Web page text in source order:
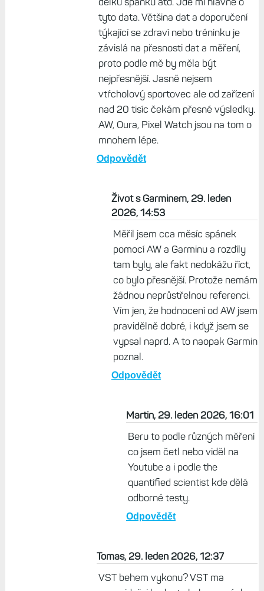
do větších mínusů, tak vím, že jsem v
pohodě bez ohledu na to jak se cítím
daný den
Odpovědět
Martin, 29. leden 2026, 13:28
Mám spánkovou apnoe a proto řeším
dost fáze spánku, dýchání, probuzení,
délku spánku atd. Jde mi hlavně o
tyto data. Většina dat a doporučení
závislá na přesnosti dat a měření,
proto podle mě by měla být
vtŕcholový sportovec ale od zařízení
nad 20 tisíc čekám přesné výsledky.
AW, Oura, Pixel Watch jsou na tom o
mnohem lépe.
Odpovědět
Život s Garminem, 29. leden
2026, 14:53
Měřil jsem cca měsíc spánek
tam byly, ale fakt nedokážu říct,
žádnou neprůstřelnou referenci.
Vím jen, že hodnocení od AW jsem
pravidělně dobré, i když jsem se
vypsal naprd. A to naopak Garmin
poznal.
Odpovědět
Martin, 29. leden 2026, 16:01
Beru to podle různých měření